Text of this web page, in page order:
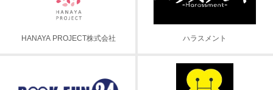
HANAYA PROJECT株式会社 ハラスメント